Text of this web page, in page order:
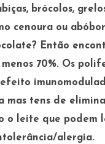
brócolos,
cenoura ou
Então
70%. Os
mas tens de
o leite que podem
alergia.